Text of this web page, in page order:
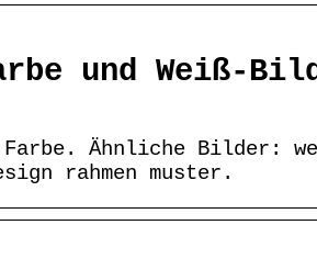
und Weiß-
Farbe. Ähnliche Bilder:
rahmen muster.